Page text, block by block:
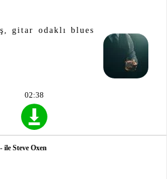
gitar odaklı blues
02:38
- ile Steve Oxen